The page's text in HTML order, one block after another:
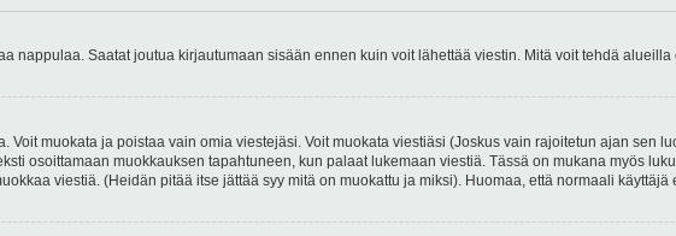
nappulaa. Saatat joutua kirjautumaan sisään ennen kuin voit lähettää viestin. Mitä voit tehdä
Voit muokata ja poistaa vain omia viestejäsi. Voit muokata viestiäsi (Joskus vain rajoitetun ajan sen
osoittamaan muokkauksen tapahtuneen, kun palaat lukemaan viestiä. Tässä on mukana myös
viestiä. (Heidän pitää itse jättää syy mitä on muokattu ja miksi). Huomaa, että normaali